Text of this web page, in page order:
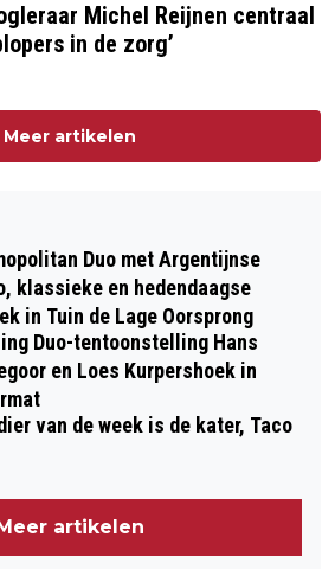
Michel Reijnen centraal
in de zorg’
Meer artikelen
Duo met Argentijnse
klassieke en hedendaagse
in Tuin de Lage Oorsprong
Duo-tentoonstelling Hans
en Loes Kurpershoek in
van de week is de kater, Taco
Meer artikelen